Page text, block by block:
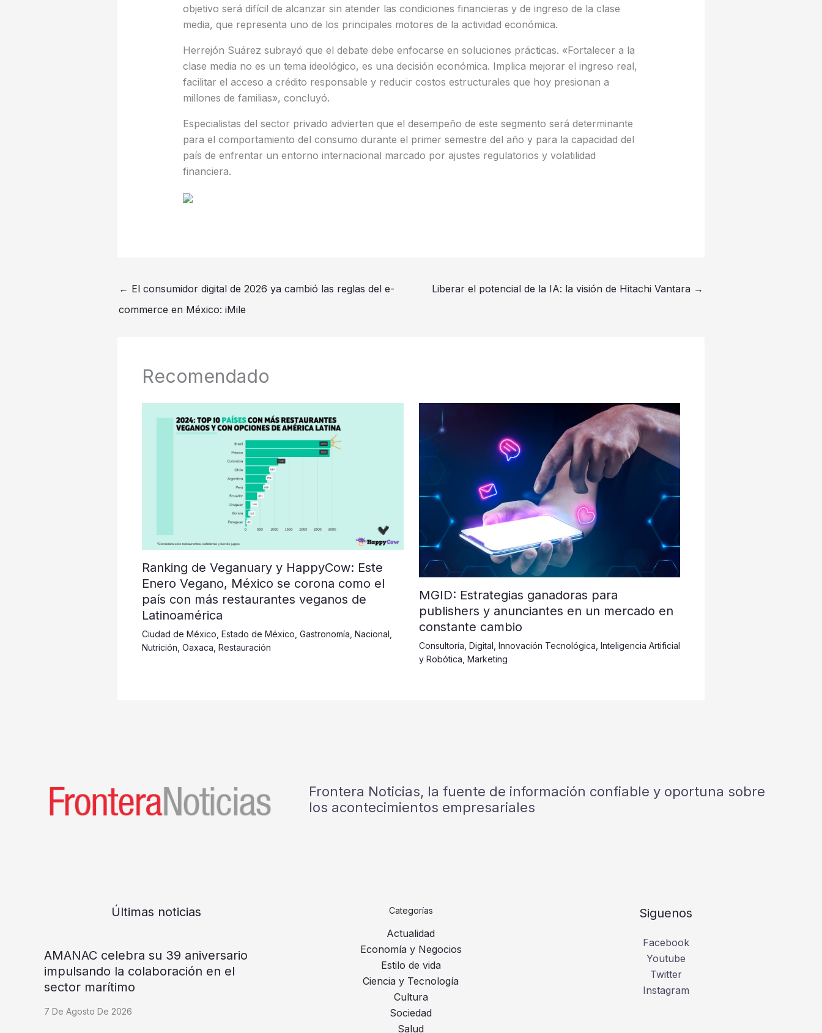
objetivo será difícil de alcanzar sin atender las condiciones financieras y de ingreso de la clase
media, que representa uno de los principales motores de la actividad económica.
Herrejón Suárez subrayó que el debate debe enfocarse en soluciones prácticas. «Fortalecer a la
clase media no es un tema ideológico, es una decisión económica. Implica mejorar el ingreso real,
facilitar el acceso a crédito responsable y reducir costos estructurales que hoy presionan a
millones de familias», concluyó.
Especialistas del sector privado advierten que el desempeño de este segmento será determinante
para el comportamiento del consumo durante el primer semestre del año y para la capacidad del
país de enfrentar un entorno internacional marcado por ajustes regulatorios y volatilidad
financiera.
← El consumidor digital de 2026 ya cambió las reglas del e-
commerce en México: iMile
Liberar el potencial de la IA: la visión de Hitachi Vantara →
Recomendado
Ranking de Veganuary y HappyCow: Este
Enero Vegano, México se corona como el
país con más restaurantes veganos de
Latinoamérica
Ciudad de México Estado de México Gastronomía Nacional
Nutrición Oaxaca Restauración
MGID: Estrategias ganadoras para
publishers y anunciantes en un mercado en
constante cambio
Consultoría Digital Innovación Tecnológica Inteligencia Artificial
y Robótica Marketing
Frontera Noticias, la fuente de información confiable y oportuna sobre
los acontecimientos empresariales
Últimas noticias
AMANAC celebra su 39 aniversario
impulsando la colaboración en el
sector marítimo
7 De Agosto De 2026
Categorías
Actualidad
Economía y Negocios
Estilo de vida
Ciencia y Tecnología
Cultura
Sociedad
Salud
Siguenos
Facebook
Youtube
Twitter
Instagram